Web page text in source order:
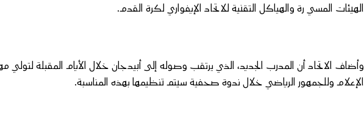
الهيئات المسي رة والهياكل التقنية للاتحاد الإيفواري لكرة القدم.
وأضاف الاتحاد أن المدرب الجديد، الذي يرتقب وصوله إلى أبيدجان خلال الأيام المقبلة لتولي
الإعلام وللجمهور الرياضي خلال ندوة صحفية سيتم تنظيمها بهذه المناسبة.